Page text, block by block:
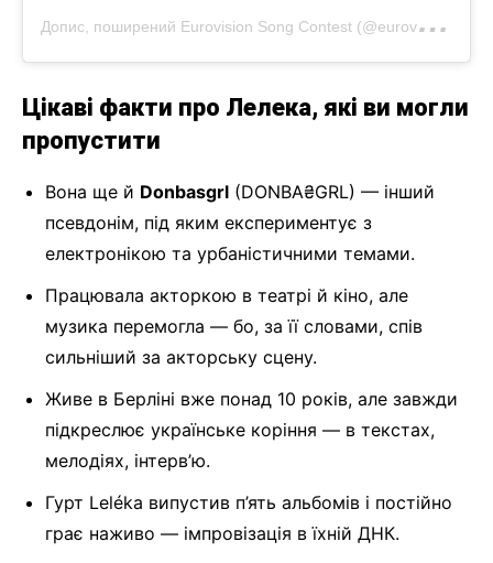
Д
опис, поширений Eurovision Song Contest (@eurovision)
Цікаві факти про Лелека, які ви могли
пропустити
Вона ще й Donbasgrl (DONBA₴GRL) — інший
псевдонім, під яким експериментує з
електронікою та урбаністичними темами.
Працювала акторкою в театрі й кіно, але
музика перемогла — бо, за її словами, спів
сильніший за акторську сцену.
Живе в Берліні вже понад 10 років, але завжди
підкреслює українське коріння — в текстах,
мелодіях, інтерв’ю.
Гурт Leléka випустив п’ять альбомів і постійно
грає наживо — імпровізація в їхній ДНК.